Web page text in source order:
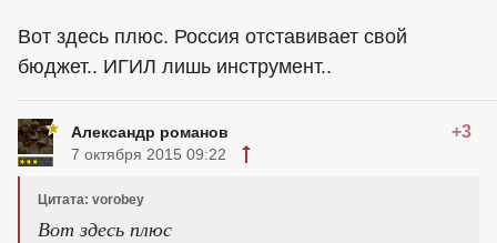
Вот здесь плюс. Россия отставивает свой
бюджет.. ИГИЛ лишь инструмент..
Александр романов +3
7 октября 2015 09:22
Цитата: vorobey
Вот здесь плюс